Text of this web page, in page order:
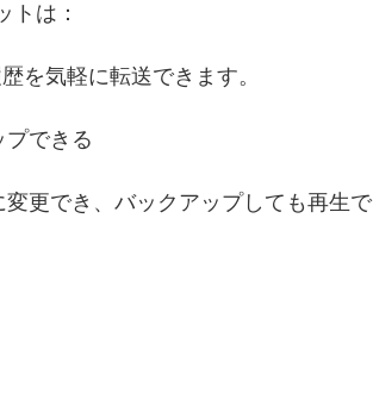
トは：
を気軽に転送できます。
できる
更でき、バックアップしても再生で